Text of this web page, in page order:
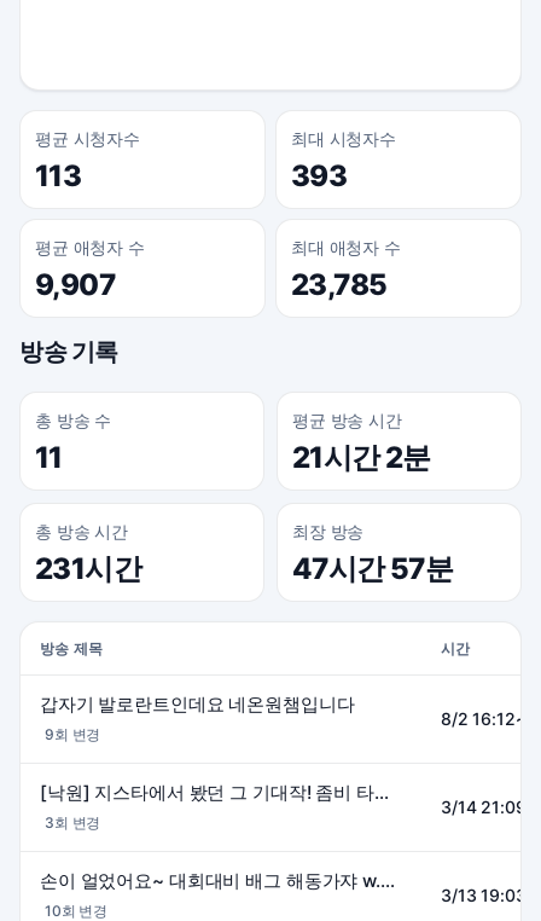
평균 시청자수
113
최대 시청자수
393
평균 애청자 수
9,907
최대 애청자 수
23,785
방송 기록
총 방송 수
11
평균 방송 시간
21시간 2분
총 방송 시간
231시간
최장 방송
47시간 57분
방송 제목 시간
갑자기 발로란트인데요 네온원챔입니다
9회 변경
8/2
[낙원] 지스타에서 봤던 그 기대작! 좀비 타르코프? 푹~찍먹
3회 변경
3/14
손이 얼었어요~ 대회대비 배그 해동가쟈 w.더미노스, 스나랑, 김니디
10회 변경
3/13